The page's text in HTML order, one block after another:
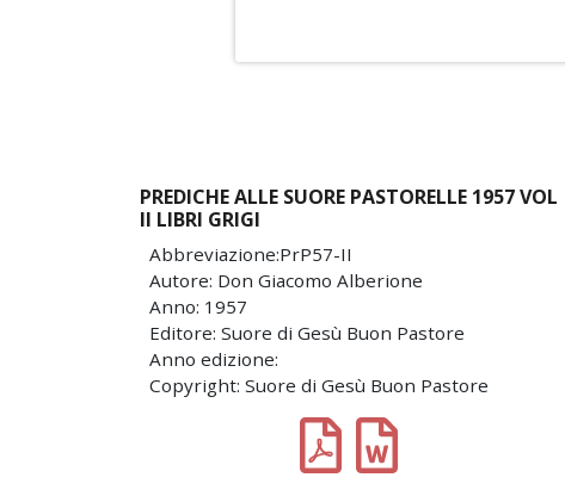
PREDICHE ALLE SUORE PASTORELLE 1957 VOL
II LIBRI GRIGI
Abbreviazione:PrP57-II
Autore: Don Giacomo Alberione
Anno: 1957
Editore: Suore di Gesù Buon Pastore
Anno edizione:
Copyright: Suore di Gesù Buon Pastore